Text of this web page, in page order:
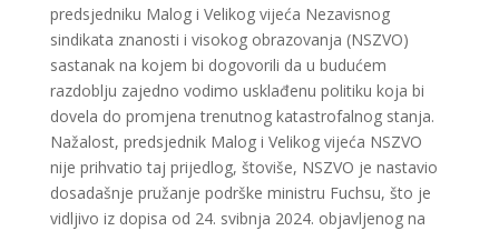
predsjedniku Malog i Velikog vijeća Nezavisnog
sindikata znanosti i visokog obrazovanja (NSZVO)
sastanak na kojem bi dogovorili da u budućem
razdoblju zajedno vodimo usklađenu politiku koja bi
dovela do promjena trenutnog katastrofalnog stanja.
Nažalost, predsjednik Malog i Velikog vijeća NSZVO
nije prihvatio taj prijedlog, štoviše, NSZVO je nastavio
dosadašnje pružanje podrške ministru Fuchsu, što je
vidljivo iz dopisa od 24. svibnja 2024. objavljenog na